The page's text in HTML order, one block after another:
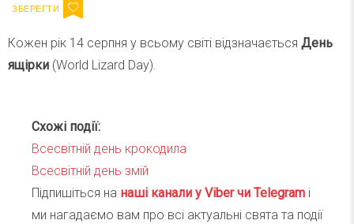
Кожен рік 14 серпня у всьому світі відзначається День
ящірки (World Lizard Day).
Схожі події:
Всесвітній день крокодила
Всесвітній день змій
Підпишіться на наші канали у Viber чи Telegram і
ми нагадаємо вам про всі актуальні свята та події